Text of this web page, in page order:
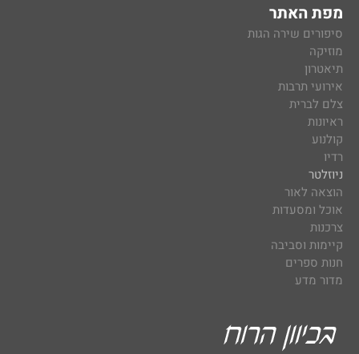
מפת האתר
סיפורים שירה הגות
מוזיקה
תיאטרון
אירועי תרבות
צלם לברית
ראיונות
קולנוע
רדיו
ניוזלטר
הוצאה לאור
אוכל ומסעדות
צרכנות
קיימות וסביבה
חנות ספרים
מדור מדע